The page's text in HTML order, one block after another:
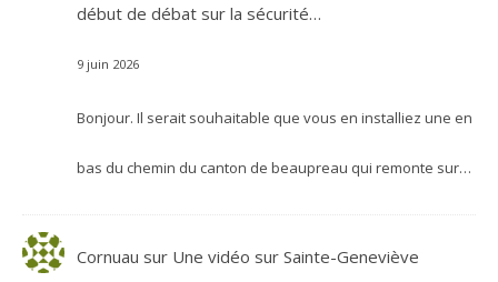
début de débat sur la sécurité…
9 juin 2026
Bonjour. Il serait souhaitable que vous en installiez une en
bas du chemin du canton de beaupreau qui remonte sur…
Cornuau sur Une vidéo sur Sainte-Geneviève